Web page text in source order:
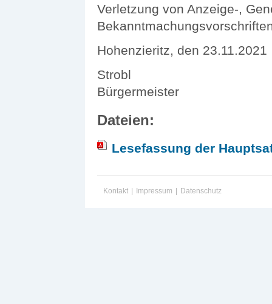
Verletzung von Anzeige-,
Hohenzieritz, den 23.11.2021
Strobl
Bürgermeister
Dateien:
Lesefassung der
Kontakt Impressum Datenschutz